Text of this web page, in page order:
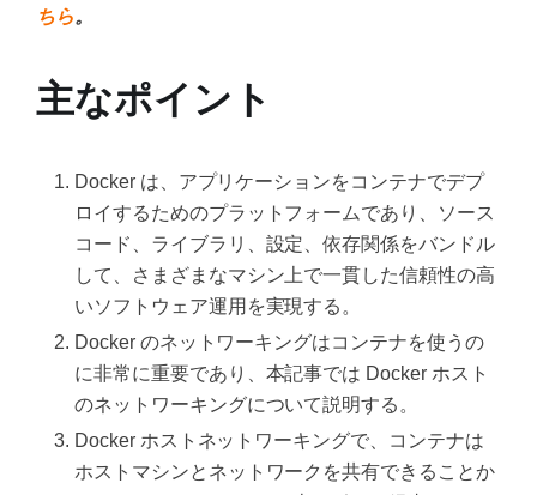
ちら。
主なポイント
Docker は、アプリケーションをコンテナでデプ
ロイするためのプラットフォームであり、ソース
コード、ライブラリ、設定、依存関係をバンドル
して、さまざまなマシン上で一貫した信頼性の高
いソフトウェア運用を実現する。
Docker のネットワーキングはコンテナを使うの
に非常に重要であり、本記事では Docker ホスト
のネットワーキングについて説明する。
Docker ホストネットワーキングで、コンテナは
ホストマシンとネットワークを共有できることか